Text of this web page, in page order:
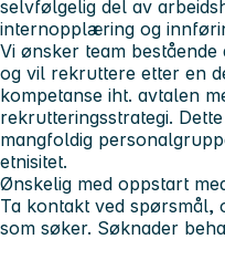
selvfølgelig del av
internopplæring og
Vi ønsker team
og vil rekruttere etter en
kompetanse iht. avtalen
rekrutteringsstrategi.
mangfoldig
etnisitet.
Ønskelig med oppstart
Ta kontakt ved
som søker. Søknader